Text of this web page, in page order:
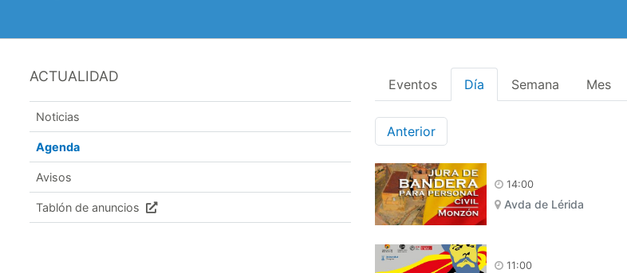
ACTUALIDAD
Noticias
Agenda
Avisos
Tablón de anuncios
Eventos Día Semana Mes
Anterior
14:00
Avda de Lérida
11:00